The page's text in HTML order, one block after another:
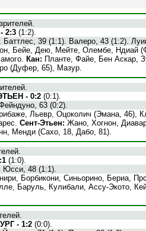
2:3(1:2).
39 (1:1). Валеро, 43 (1:2).
Бейе, Дею, Мейте, Олембе, Ндиай
Кан: Планте, Файе, Бен Аскар,
(Дуфер, 65), Мазур.
- 0:2(0:1).
63 (0:2).
Льевр, Оцоколич (Эмана, 46),
Сент-Этьен: Жано, Хогнон,
Менди (Сахо, 18, Дабо, 81).
(1:0).
48 (1:1).
Борбикони, Синьорино, Бериа,
Баруль, Кулибали, Ассу-Экото,
- 1:2(0:0).